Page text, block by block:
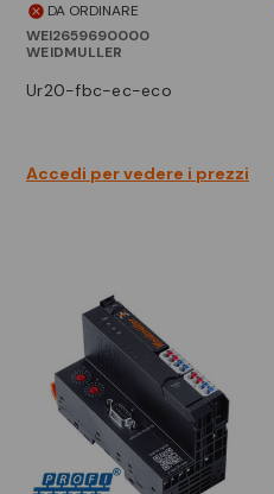
DA ORDINARE
WEI2659690000
WEIDMULLER
ur20-fbc-ec-eco
Accedi per vedere i prezzi